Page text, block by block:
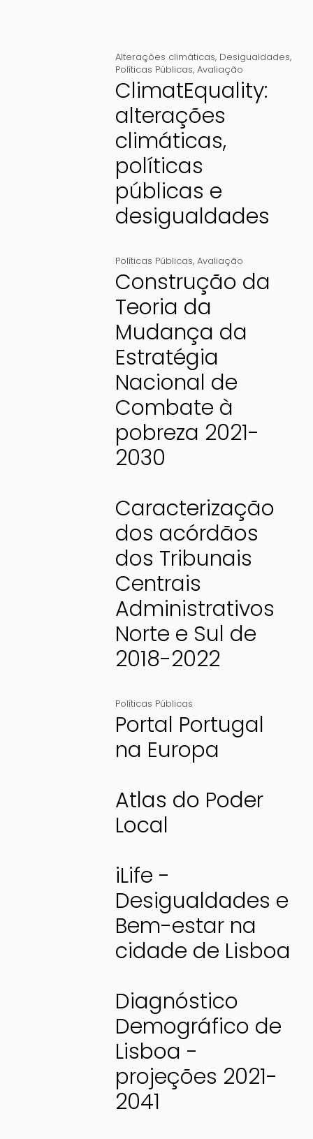
Alterações climáticas, Desigualdades,
Políticas Públicas, Avaliação
ClimatEquality:
alterações
climáticas,
políticas
públicas e
desigualdades
Políticas Públicas, Avaliação
Construção da
Teoria da
Mudança da
Estratégia
Nacional de
Combate à
pobreza 2021-
2030
Caracterização
dos acórdãos
dos Tribunais
Centrais
Administrativos
Norte e Sul de
2018-2022
Políticas Públicas
Portal Portugal
na Europa
Atlas do Poder
Local
iLife -
Desigualdades e
Bem-estar na
cidade de Lisboa
Diagnóstico
Demográfico de
Lisboa -
projeções 2021-
2041